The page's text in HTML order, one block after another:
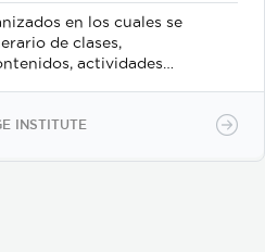
en los cuales se
de clases,
actividades
estudiantes tengan una
INSTITUTE